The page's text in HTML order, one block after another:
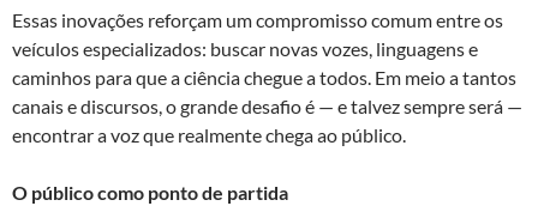
Essas inovações reforçam um compromisso comum entre os
veículos especializados: buscar novas vozes, linguagens e
caminhos para que a ciência chegue a todos. Em meio a tantos
canais e discursos, o grande desafio é — e talvez sempre será —
encontrar a voz que realmente chega ao público.
O público como ponto de partida